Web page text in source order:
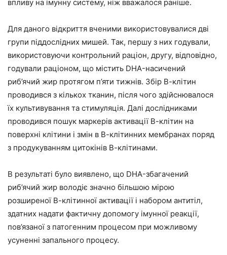
впливу на імунну систему, ніж вважалося раніше.
Для даного відкриття вченими використовувалися дві
групи піддослідних мишей. Так, першу з них годували,
використовуючи контрольний раціон, другу, відповідно,
годували раціоном, що містить DHA-насичений
риб’ячий жир протягом п’яти тижнів. Збір В-клітин
проводився з кількох тканин, після чого здійснювалося
їх культивування та стимуляція. Далі дослідниками
проводився пошук маркерів активації В-клітин на
поверхні клітини і змін в В-клітинних мембранах поряд
з продукуванням цитокінів В-клітинами.
В результаті було виявлено, що DHA-збагачений
риб’ячий жир володіє значно більшою мірою
розширеної В-клітинної активації і набором антитіл,
здатних надати фактичну допомогу імунної реакції,
пов’язаної з патогенним процесом при можливому
усуненні запального процесу.